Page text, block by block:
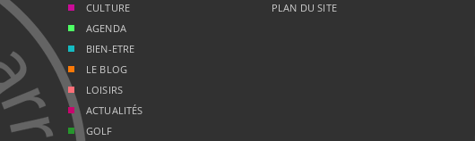
CULTURE
AGENDA
BIEN-ETRE
LE BLOG
LOISIRS
ACTUALITÉS
GOLF
PLAN DU SITE